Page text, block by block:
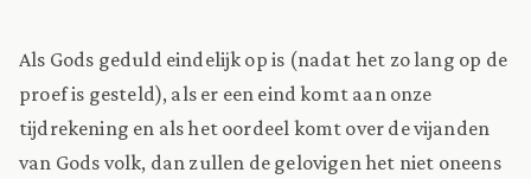
Als Gods geduld eindelijk op is (nadat het zo lang op de
proef is gesteld), als er een eind komt aan onze
tijdrekening en als het oordeel komt over de vijanden
van Gods volk, dan zullen de gelovigen het niet oneens